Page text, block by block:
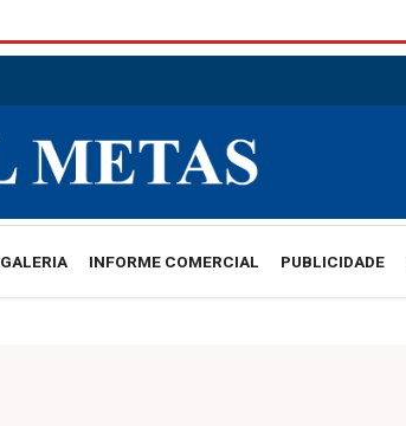
GALERIA INFORME COMERCIAL PUBLICIDADE